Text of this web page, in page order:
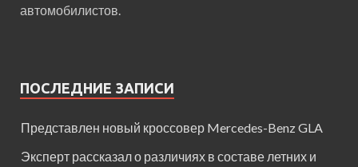
автомобилистов.
ПОСЛЕДНИЕ ЗАПИСИ
Представлен новый кроссовер Mercedes-Benz GLA
Эксперт рассказал о различиях в составе летних и